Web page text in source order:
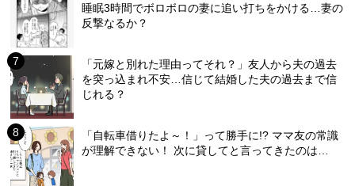
睡眠3時間でボロボロの妻に追い打ちをかける…妻の
反撃なるか？
「元嫁と別れた理由ってそれ？」友人から夫の過去
を突っ込まれ不安…信じて結婚した夫の過去まで信
じれる？
「自転車借りたよ～！」って勝手に!? ママ友の常識
が理解できない！ 次に貸してと言ってきたのは…